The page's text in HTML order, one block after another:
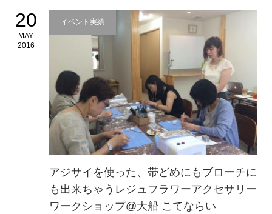
20
MAY
2016
イベント実績
アジサイを使った、帯どめにもブローチに
も出来ちゃうレジュフラワーアクセサリー
ワークショップ@大船 こてならい